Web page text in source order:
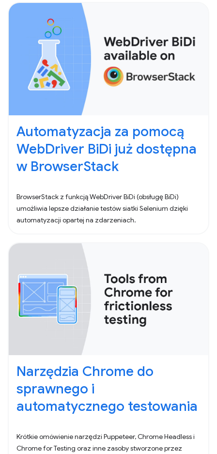
Automatyzacja za pomocą
WebDriver BiDi już dostępna
w BrowserStack
BrowserStack z funkcją WebDriver BiDi (obsługę BiDi)
umożliwia lepsze działanie testów siatki Selenium dzięki
automatyzacji opartej na zdarzeniach.
Narzędzia Chrome do
sprawnego i
automatycznego testowania
Krótkie omówienie narzędzi Puppeteer, Chrome Headless i
Chrome for Testing oraz inne zasoby stworzone przez